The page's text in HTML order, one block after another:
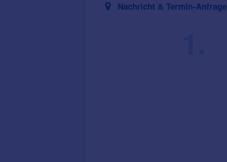
Nachricht & Termin-Anfrage